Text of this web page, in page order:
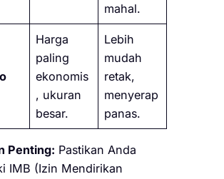
mahal.
Harga
paling
ekonomis
, ukuran
besar.
Lebih
mudah
retak,
menyerap
panas.
Penting: Pastikan Anda
IMB (Izin Mendirikan